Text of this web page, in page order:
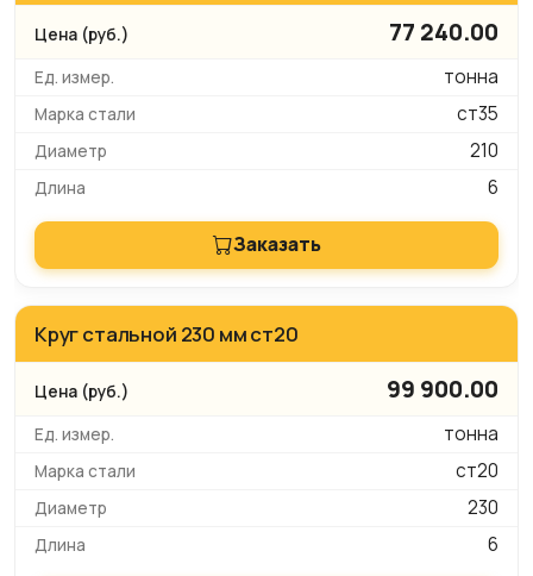
77 240.00
тонна
ст35
210
6
Заказать
Круг стальной 230 мм ст20
99 900.00
тонна
ст20
230
6